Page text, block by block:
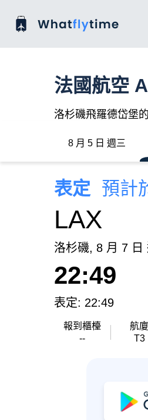
法國航空
洛杉磯飛羅德岱堡
8 月 5 日 週三
表定 預計
LAX
洛杉磯, 8 月 7 日
22:49
表定: 22:49
報到櫃檯
--
航廈
T3